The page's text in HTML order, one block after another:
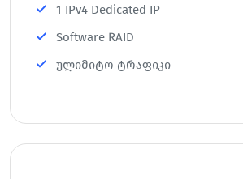
1 IPv4 Dedicated IP
Software RAID
ულიმიტო ტრაფიკი